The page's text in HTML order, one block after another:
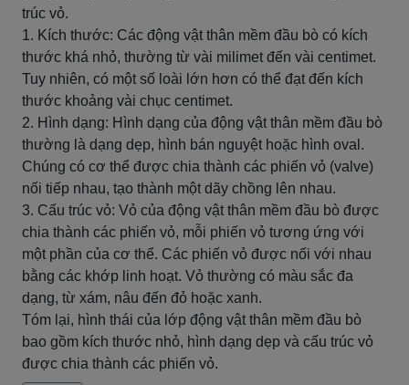
trúc vỏ.
1. Kích thước: Các động vật thân mềm đầu bò có kích
thước khá nhỏ, thường từ vài milimet đến vài centimet.
Tuy nhiên, có một số loài lớn hơn có thể đạt đến kích
thước khoảng vài chục centimet.
2. Hình dạng: Hình dạng của động vật thân mềm đầu bò
thường là dạng dẹp, hình bán nguyệt hoặc hình oval.
Chúng có cơ thể được chia thành các phiến vỏ (valve)
nối tiếp nhau, tạo thành một dãy chồng lên nhau.
3. Cấu trúc vỏ: Vỏ của động vật thân mềm đầu bò được
chia thành các phiến vỏ, mỗi phiến vỏ tương ứng với
một phần của cơ thể. Các phiến vỏ được nối với nhau
bằng các khớp linh hoạt. Vỏ thường có màu sắc đa
dạng, từ xám, nâu đến đỏ hoặc xanh.
Tóm lại, hình thái của lớp động vật thân mềm đầu bò
bao gồm kích thước nhỏ, hình dạng dẹp và cấu trúc vỏ
được chia thành các phiến vỏ.